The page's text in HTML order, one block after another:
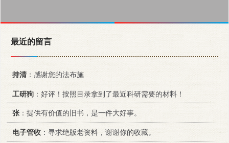
最近的留言
持清 ：感谢您的法布施
工研狗 ：好评！按照目录拿到了最近科研需要的材料！
张：提供有价值的旧书，是一件大好事。
电子管收 ：寻求绝版老资料，谢谢你的收藏。